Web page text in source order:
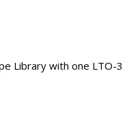
Library with one LTO-3